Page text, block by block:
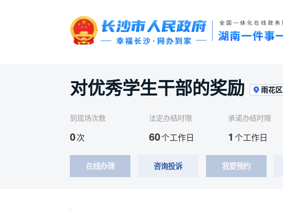
对优秀学生干部的奖励 雨花区
到现场次数
0次
法定办结时限
60个工作日
承诺办结时限
1 个工作日
在线办理 咨询投诉 我要预约